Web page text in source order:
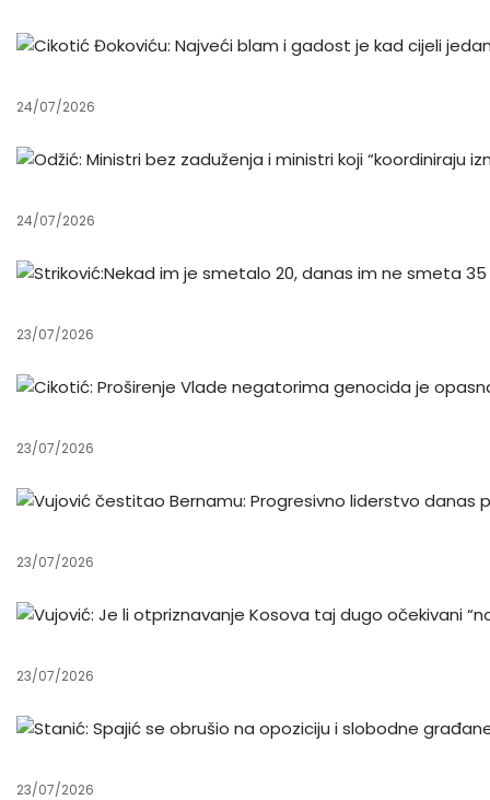
24/07/2026
24/07/2026
23/07/2026
23/07/2026
23/07/2026
23/07/2026
23/07/2026